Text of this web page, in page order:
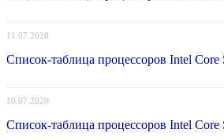
11.07.2020
Список-таблица процессоров Intel
10.07.2020
Список-таблица процессоров Intel